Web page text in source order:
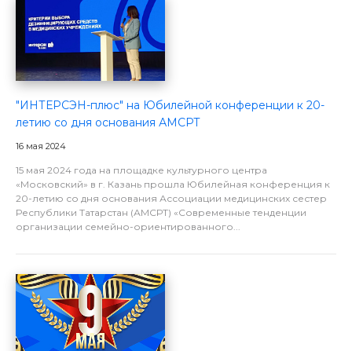
"ИНТЕРСЭН-плюс" на Юбилейной конференции к 20-
летию со дня основания АМCРТ
16 мая 2024
15 мая 2024 года на площадке культурного центра
«Московский» в г. Казань прошла Юбилейная конференция к
20-летию со дня основания Ассоциации медицинских сестер
Республики Татарстан (АМCРТ) «Современные тенденции
организации семейно-ориентированного...